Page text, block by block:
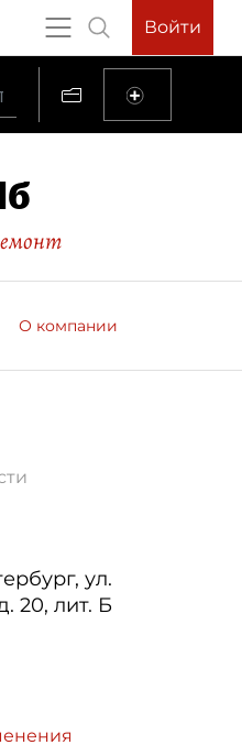
Войти
О компании
, ул.
20, лит. Б